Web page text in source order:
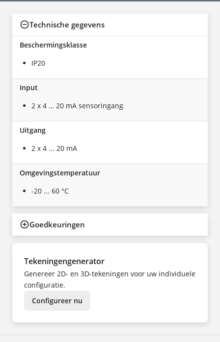
Technische gegevens
Beschermingsklasse
IP20
Input
2 x 4 … 20 mA sensoringang
Uitgang
2 x 4 ... 20 mA
Omgevingstemperatuur
-20 ... 60 °C
Goedkeuringen
Tekeningengenerator
Genereer 2D- en 3D-tekeningen voor uw individuele
configuratie.
Configureer nu